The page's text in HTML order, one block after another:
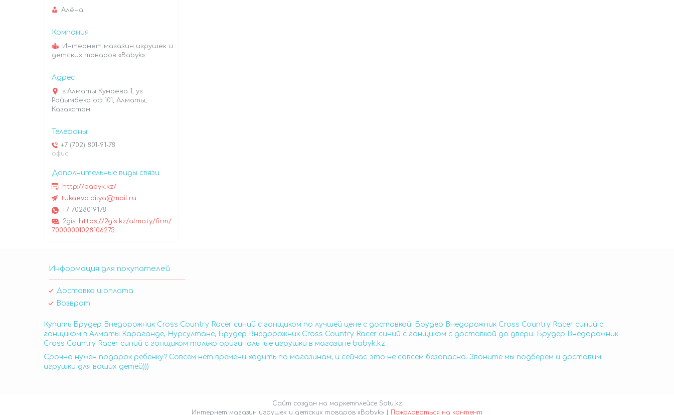
Алёна
Интернет магазин игрушек и
детских товаров «Babyk»
г.Алматы Кунаева 1, уг
Райымбека оф.101, Алматы,
Казахстан
+7 (702) 801-91-78
офис
http://babyk.kz/
tukaeva.dilya@mail.ru
+7 7028019178
2gis https://2gis.kz/almaty/firm/
70000001028106273
Информация для покупателей
Доставка и оплата
Возврат
Купить Брудер Внедорожник Cross Country Racer синий с гонщиком по лучшей цене с доставкой. Брудер Внедорожник Cross Country Racer синий с
гонщиком в Алматы Караганде, Нурсултане, Брудер Внедорожник Cross Country Racer синий с гонщиком с доставкой до двери. Брудер Внедорожник
Cross Country Racer синий с гонщиком только оригинальные игрушки в магазине babyk.kz
Срочно нужен подарок ребенку? Совсем нет времени ходить по магазинам, и сейчас это не совсем безопасно. Звоните мы подберем и доставим
игрушки для ваших детей)))
Сайт создан на маркетплейсе Satu.kz
Пожаловаться на контент